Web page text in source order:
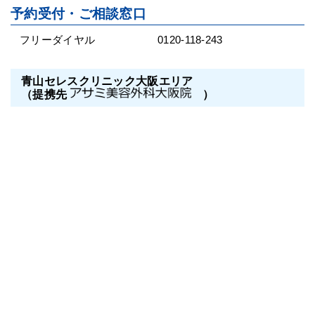
予約受付・ご相談窓口
フリーダイヤル 0120-118-243
青山セレスクリニック大阪エリア
（提携先
）